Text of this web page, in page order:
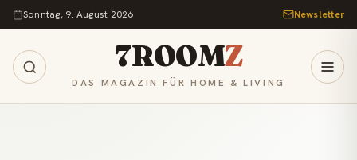
Zum Inhalt springen
Sonntag, 9. August 2026 Newsletter
7ROOMZ
DAS MAGAZIN FÜR HOME & LIVING